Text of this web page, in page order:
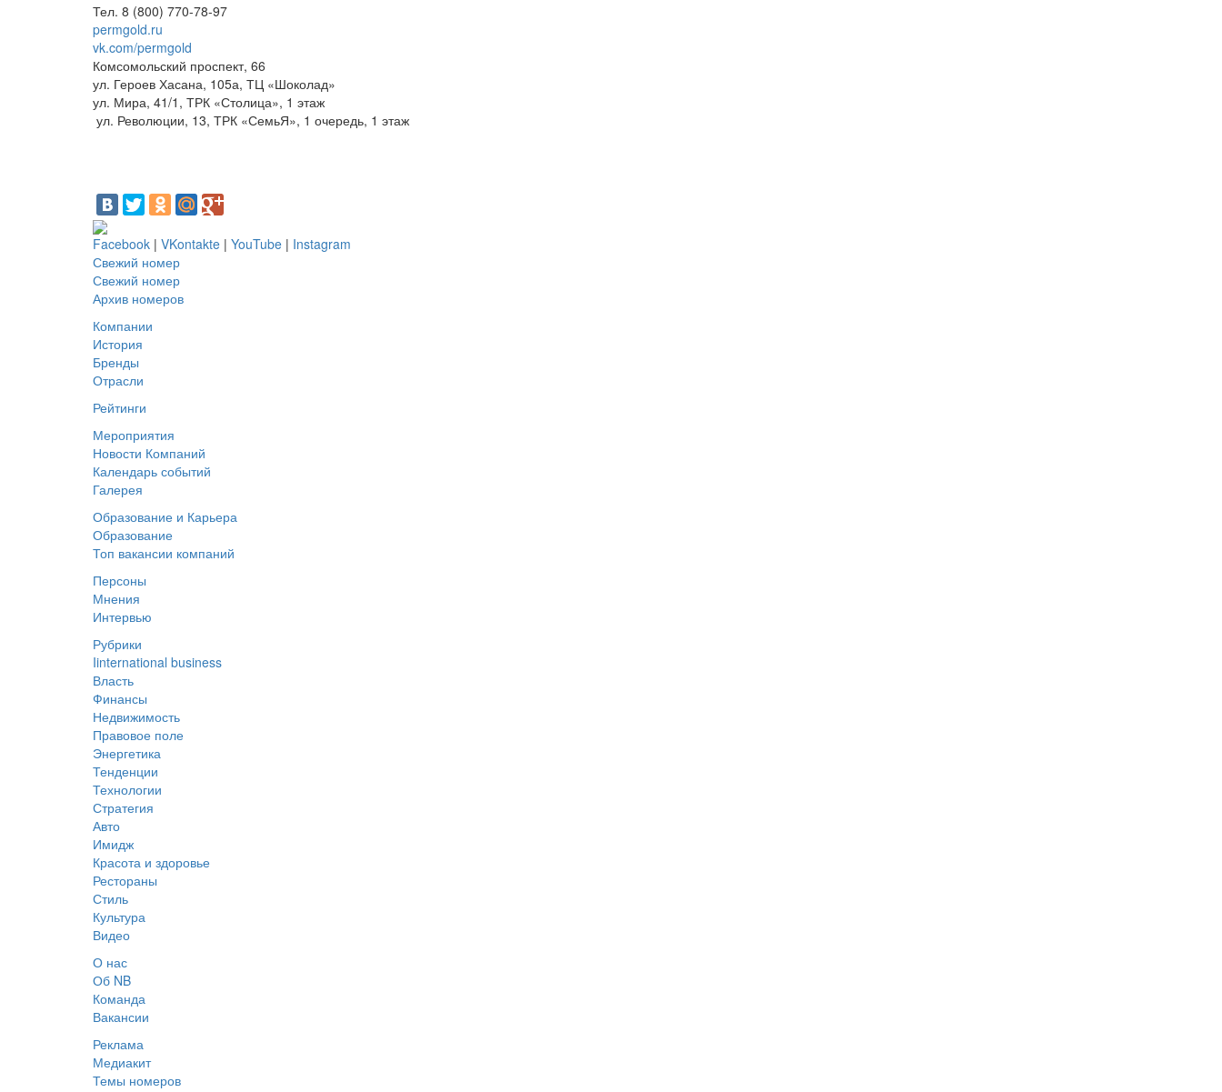
Тел. 8 (800) 770-78-97
permgold.ru
vk.com/permgold
Комсомольский проспект, 66
ул. Героев Хасана, 105а, ТЦ «Шоколад»
ул. Мира, 41/1, ТРК «Столица», 1 этаж
ул. Революции, 13, ТРК «СемьЯ», 1 очередь, 1 этаж
Facebook | VKontakte | YouTube | Instagram
Свежий номер
Свежий номер
Архив номеров
Компании
История
Бренды
Отрасли
Рейтинги
Мероприятия
Новости Компаний
Календарь событий
Галерея
Образование и Карьера
Образование
Топ вакансии компаний
Персоны
Мнения
Интервью
Рубрики
Iinternational business
Власть
Финансы
Недвижимость
Правовое поле
Энергетика
Тенденции
Технологии
Стратегия
Авто
Имидж
Красота и здоровье
Рестораны
Стиль
Культура
Видео
О нас
Об NB
Команда
Вакансии
Реклама
Медиакит
Темы номеров